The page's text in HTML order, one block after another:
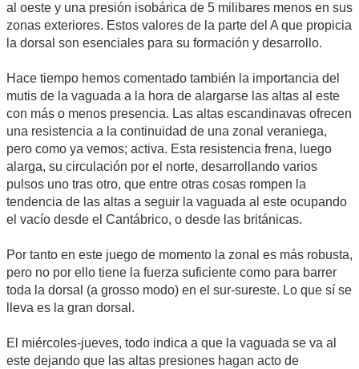
al oeste y una presión isobárica de 5 milibares menos en sus
zonas exteriores. Estos valores de la parte del A que propicia
la dorsal son esenciales para su formación y desarrollo.
Hace tiempo hemos comentado también la importancia del
mutis de la vaguada a la hora de alargarse las altas al este
con más o menos presencia. Las altas escandinavas ofrecen
una resistencia a la continuidad de una zonal veraniega,
pero como ya vemos; activa. Esta resistencia frena, luego
alarga, su circulación por el norte, desarrollando varios
pulsos uno tras otro, que entre otras cosas rompen la
tendencia de las altas a seguir la vaguada al este ocupando
el vacío desde el Cantábrico, o desde las británicas.
Por tanto en este juego de momento la zonal es más robusta,
pero no por ello tiene la fuerza suficiente como para barrer
toda la dorsal (a grosso modo) en el sur-sureste. Lo que sí se
lleva es la gran dorsal.
El miércoles-jueves, todo indica a que la vaguada se va al
este dejando que las altas presiones hagan acto de